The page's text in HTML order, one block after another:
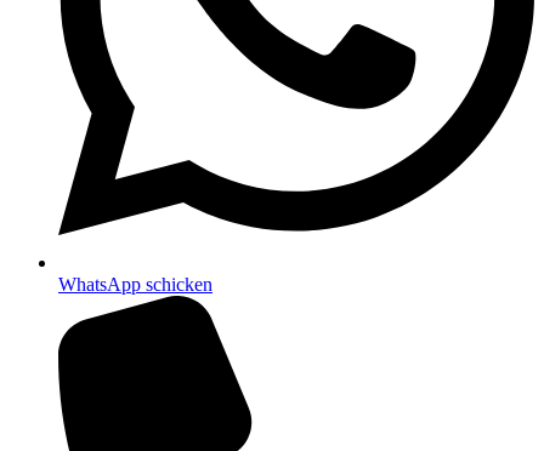
WhatsApp schicken